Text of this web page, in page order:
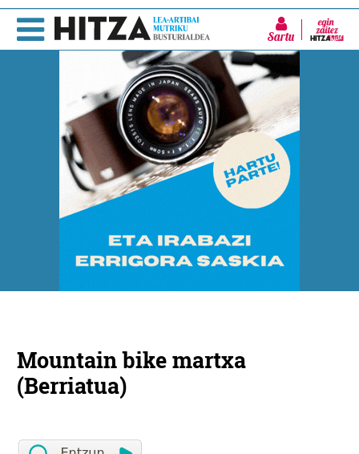
Sartu
Mountain bike martxa
(Berriatua)